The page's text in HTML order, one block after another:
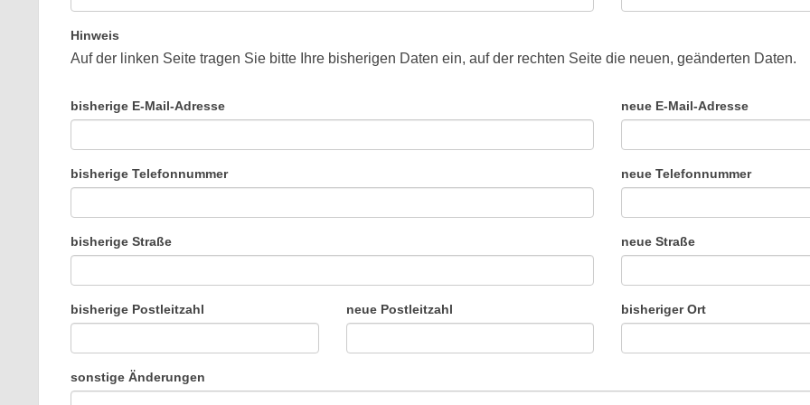
Hinweis
Auf der linken Seite tragen Sie bitte Ihre bisherigen Daten ein, auf der rechten Seite die neuen, geänderten Daten.
bisherige E-Mail-Adresse neue E-Mail-Adresse
bisherige Telefonnummer neue Telefonnummer
bisherige Straße neue Straße
bisherige Postleitzahl neue Postleitzahl bisheriger Ort
sonstige Änderungen